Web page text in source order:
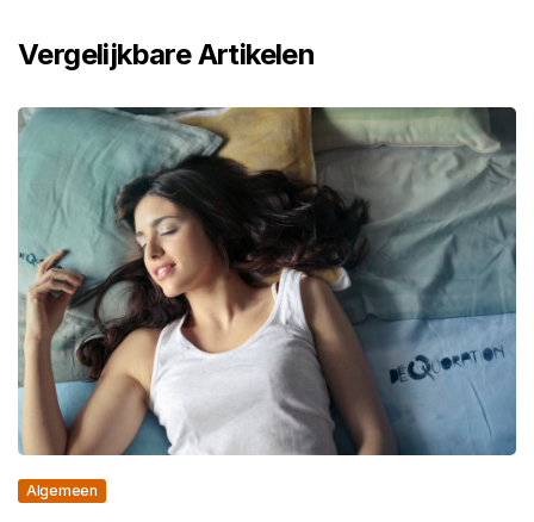
Vergelijkbare Artikelen
Algemeen